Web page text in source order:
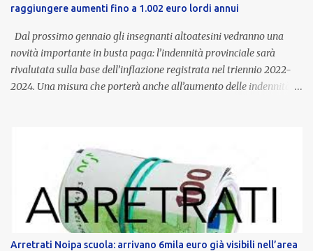
raggiungere aumenti fino a 1.002 euro lordi annui
Dal prossimo gennaio gli insegnanti altoatesini vedranno una
novità importante in busta paga: l’indennità provinciale sarà
rivalutata sulla base dell’inflazione registrata nel triennio 2022-
2024. Una misura che porterà anche all’aumento delle indennità di
dedicato alle donne vittime di violenza di genere, in linea con la
normativa nazionale e con l’obiettivo di offrire maggiore tutela e
supporto in situazioni delicate. L’indennità provinciale per i docenti
è un unicum in Italia: si tratta di una misura esclusiva della
Provincia autonoma di Bolzano, che integra in maniera stabile lo
stipendio nazionale grazie alle prerogative garantite
Arretrati Noipa scuola: arrivano 6mila euro già visibili nell’area